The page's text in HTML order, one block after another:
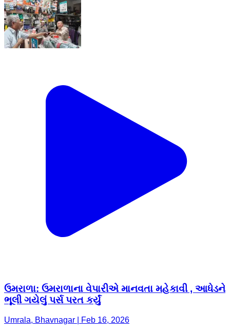
ઉમરાળા: ઉમરાળાના વેપારીએ માનવતા મહેકાવી , આધેડને
ભૂલી ગયેલું પર્સ પરત કર્યું
Umrala, Bhavnagar | Feb 16, 2026